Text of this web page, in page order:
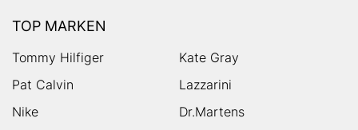
TOP MARKEN
Tommy Hilfiger
Kate Gray
Pat Calvin
Lazzarini
Nike
Dr.Martens